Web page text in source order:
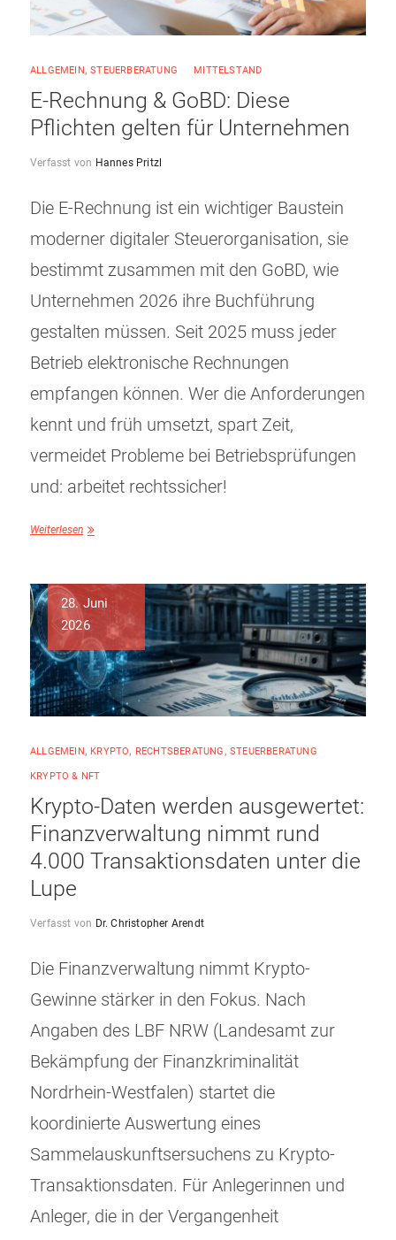
ALLGEMEIN,STEUERBERATUNG MITTELSTAND
E-Rechnung & GoBD: Diese
Pflichten gelten für Unternehmen
Verfasst von Hannes Pritzl
Die E-Rechnung ist ein wichtiger Baustein
moderner digitaler Steuerorganisation, sie
bestimmt zusammen mit den GoBD, wie
Unternehmen 2026 ihre Buchführung
gestalten müssen. Seit 2025 muss jeder
Betrieb elektronische Rechnungen
empfangen können. Wer die Anforderungen
kennt und früh umsetzt, spart Zeit,
vermeidet Probleme bei Betriebsprüfungen
und: arbeitet rechtssicher!
Weiterlesen
28. Juni
2026
ALLGEMEIN, KRYPTO, RECHTSBERATUNG,STEUERBERATUNG
KRYPTO & NFT
Krypto-Daten werden ausgewertet:
Finanzverwaltung nimmt rund
4.000 Transaktionsdaten unter die
Lupe
Verfasst von Dr. Christopher Arendt
Die Finanzverwaltung nimmt Krypto-
Gewinne stärker in den Fokus. Nach
Angaben des LBF NRW (Landesamt zur
Bekämpfung der Finanzkriminalität
Nordrhein-Westfalen) startet die
koordinierte Auswertung eines
Sammelauskunftsersuchens zu Krypto-
Transaktionsdaten. Für Anlegerinnen und
Anleger, die in der Vergangenheit